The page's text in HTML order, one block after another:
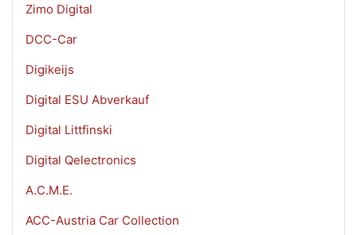
Zimo Digital
DCC-Car
Digikeijs
Digital ESU Abverkauf
Digital Littfinski
Digital Qelectronics
A.C.M.E.
ACC-Austria Car Collection